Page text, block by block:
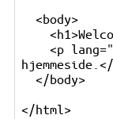
  <body>
    <h1>Welcome to my website</h1>
    <p lang="da">Dette er min første
  </body>